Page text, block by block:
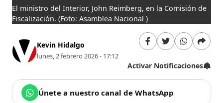
El ministro del Interior, John Reimberg, en la Comisión de
Fiscalización. (Foto: Asamblea Nacional )
Kevin Hidalgo
lunes, 2 febrero 2026 - 17:12
Activar Notificaciones
Únete a nuestro canal de WhatsApp